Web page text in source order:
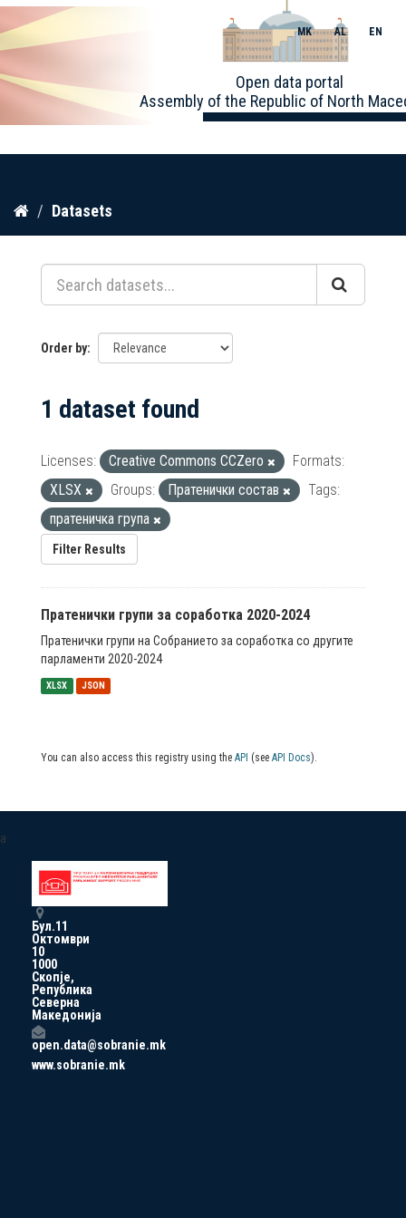
Skip
content
Open data portal
Assembly of the Republic of North
MK AL EN
Datasets
Order by
1 dataset found
Licenses: Creative Commons CCZero
Formats:
XLSX
Groups: Пратенички состав
Tags:
пратеничка група
Filter Results
Пратенички групи за соработка 2020-2024
Пратенички групи на Собранието за соработка со другите
парламенти 2020-2024
XLSX JSON
You can also access this registry using the API (see API Docs).
a
Бул.11
Октомври
10
1000
Скопје,
Република
Северна
Македонија
open.data@sobranie.mk
www.sobranie.mk